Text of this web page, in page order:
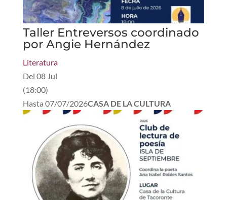
Taller Entreversos coordinado
por Angie Hernández
Literatura
Del 08 Jul
(18:00)
Hasta 07/07/2026CASA DE LA CULTURA